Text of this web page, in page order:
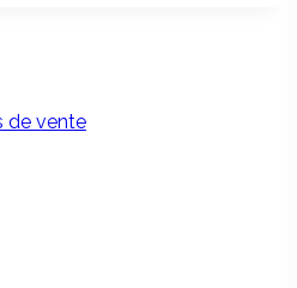
de vente